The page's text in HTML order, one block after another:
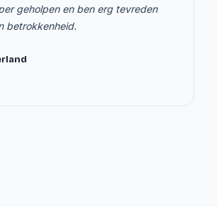
geholpen en ben erg tevreden
betrokkenheid.